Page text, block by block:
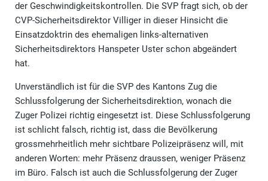
der Geschwindigkeitskontrollen. Die SVP fragt sich, ob der
CVP-Sicherheitsdirektor Villiger in dieser Hinsicht die
Einsatzdoktrin des ehemaligen links-alternativen
Sicherheitsdirektors Hanspeter Uster schon abgeändert
hat.
Unverständlich ist für die SVP des Kantons Zug die
Schlussfolgerung der Sicherheitsdirektion, wonach die
Zuger Polizei richtig eingesetzt ist. Diese Schlussfolgerung
ist schlicht falsch, richtig ist, dass die Bevölkerung
grossmehrheitlich mehr sichtbare Polizeipräsenz will, mit
anderen Worten: mehr Präsenz draussen, weniger Präsenz
im Büro. Falsch ist auch die Schlussfolgerung der Zuger